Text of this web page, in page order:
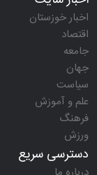
اخبار خوزستان
اقتصاد
جامعه
جهان
سیاست
علم و آموزش
فرهنگ
ورزش
دسترسی سریع